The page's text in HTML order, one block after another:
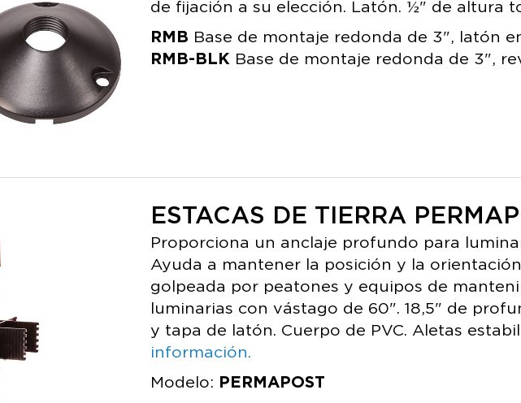
de fijación a su elección. Latón. ½" de altura
RMB Base de montaje redonda de 3", latón
RMB-BLKBase de montaje redonda de 3",
ESTACAS DE TIERRA
Proporciona un anclaje profundo para
Ayuda a mantener la posición y la
golpeada por peatones y equipos de
luminarias con vástago de 60". 18,5" de
y tapa de latón. Cuerpo de PVC. Aletas
información.
Modelo: PERMAPOST